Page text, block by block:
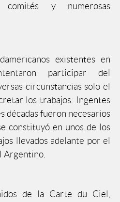
comités y numerosas
existentes en
participar del
circunstancias solo el
los trabajos. Ingentes
décadas fueron necesarios
constituyó en unos de los
llevados adelante por el
Argentino.
de la Carte du Ciel,